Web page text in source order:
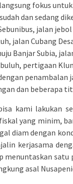
fokus
dan sedang
jalan
jalan Cubang
Banjar Subia,
pertigaan
penambalan
dan beberapa
kami lakukan
yang minim,
diam dengan
kerjasama
menuntaskan
asal